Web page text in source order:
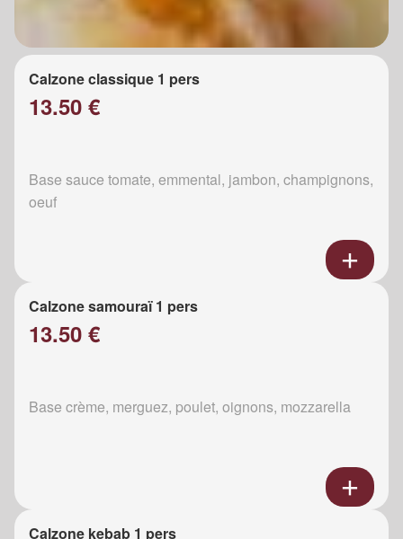
Calzone classique 1 pers
13.50 €
Base sauce tomate, emmental, jambon, champignons,
oeuf
Calzone samouraï 1 pers
13.50 €
Base crème, merguez, poulet, oignons, mozzarella
Calzone kebab 1 pers